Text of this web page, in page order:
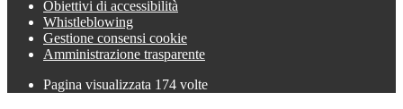
Obiettivi di accessibilità
Whistleblowing
Gestione consensi cookie
Amministrazione trasparente
Pagina visualizzata 174 volte